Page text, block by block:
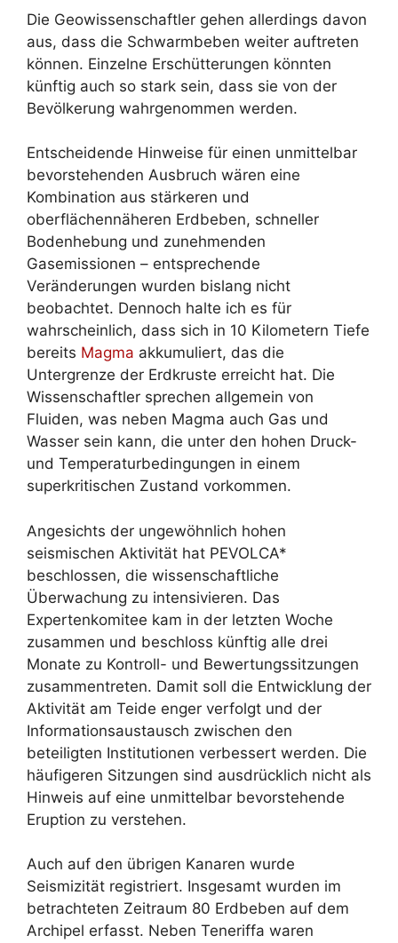
Die Geowissenschaftler gehen allerdings davon
aus, dass die Schwarmbeben weiter auftreten
können. Einzelne Erschütterungen könnten
künftig auch so stark sein, dass sie von der
Bevölkerung wahrgenommen werden.
Entscheidende Hinweise für einen unmittelbar
bevorstehenden Ausbruch wären eine
Kombination aus stärkeren und
oberflächennäheren Erdbeben, schneller
Bodenhebung und zunehmenden
Gasemissionen – entsprechende
Veränderungen wurden bislang nicht
beobachtet. Dennoch halte ich es für
wahrscheinlich, dass sich in 10 Kilometern Tiefe
bereits Magma akkumuliert, das die
Untergrenze der Erdkruste erreicht hat. Die
Wissenschaftler sprechen allgemein von
Fluiden, was neben Magma auch Gas und
Wasser sein kann, die unter den hohen Druck-
und Temperaturbedingungen in einem
superkritischen Zustand vorkommen.
Angesichts der ungewöhnlich hohen
seismischen Aktivität hat PEVOLCA*
beschlossen, die wissenschaftliche
Überwachung zu intensivieren. Das
Expertenkomitee kam in der letzten Woche
zusammen und beschloss künftig alle drei
Monate zu Kontroll- und Bewertungssitzungen
zusammentreten. Damit soll die Entwicklung der
Aktivität am Teide enger verfolgt und der
Informationsaustausch zwischen den
beteiligten Institutionen verbessert werden. Die
häufigeren Sitzungen sind ausdrücklich nicht als
Hinweis auf eine unmittelbar bevorstehende
Eruption zu verstehen.
Auch auf den übrigen Kanaren wurde
Seismizität registriert. Insgesamt wurden im
betrachteten Zeitraum 80 Erdbeben auf dem
Archipel erfasst. Neben Teneriffa waren